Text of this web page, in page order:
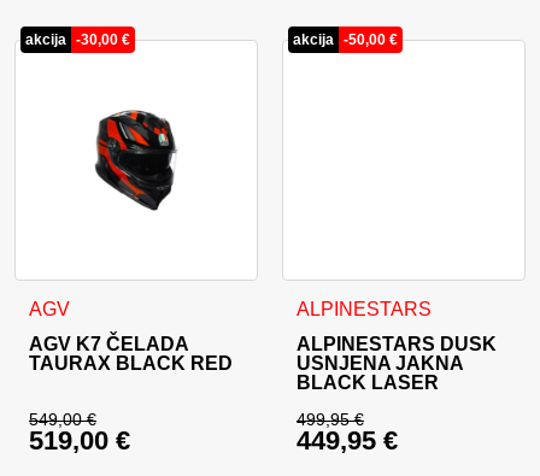
akcija -30,00 €
AGV
AGV K7 ČELADA
TAURAX BLACK RED
549,00€
Izvirna cena je bila: 549,00 €.
519,00 €
Ta izdelek ima več različic. Možnosti lahko izberete na
akcija -50,00 €
ALPINESTARS
ALPINESTARS DUSK
USNJENA JAKNA
BLACK LASER
499,95€
Izvirna cena je bila:
449,95 €
Ta izdelek ima več različic.